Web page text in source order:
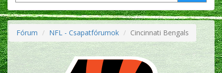
Fórum NFL - Csapatfórumok Cincinnati Bengals